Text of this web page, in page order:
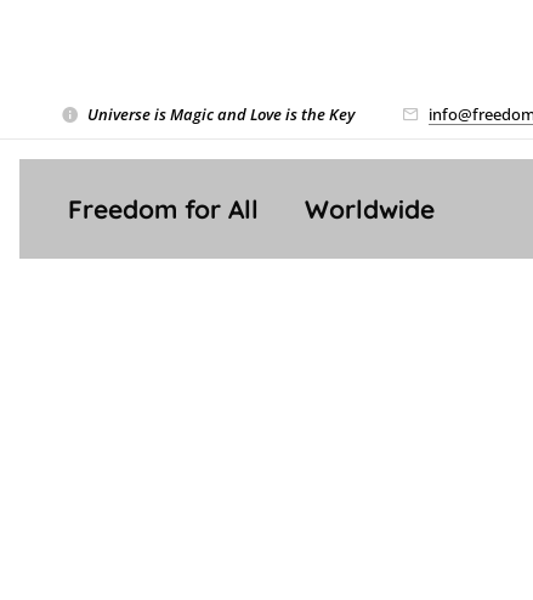
Universe is Magic and Love is the Key❤️
Freedom for All ❤️ Worldwide